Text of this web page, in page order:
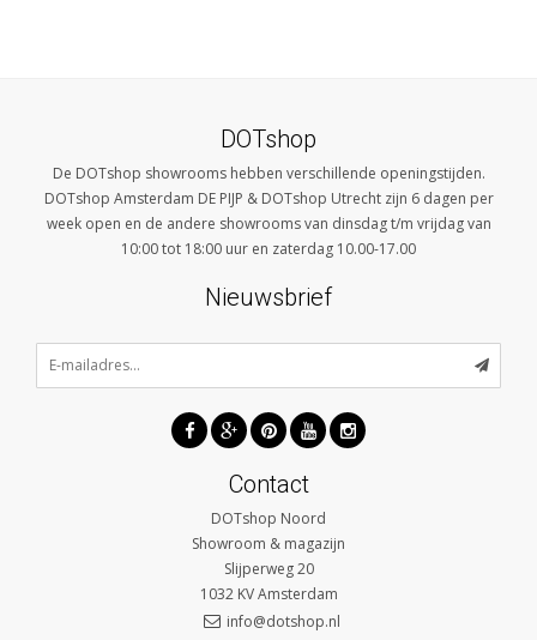
DOTshop
De DOTshop showrooms hebben verschillende openingstijden.
DOTshop Amsterdam DE PIJP & DOTshop Utrecht zijn 6 dagen per
week open en de andere showrooms van dinsdag t/m vrijdag van
10:00 tot 18:00 uur en zaterdag 10.00-17.00
Nieuwsbrief
Contact
DOTshop Noord
Showroom & magazijn
Slijperweg 20
1032 KV Amsterdam
info@dotshop.nl